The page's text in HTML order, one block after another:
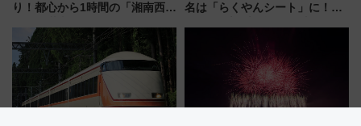
り！都心から1時間の「湘南西エ
島とは異なる魅力を持つ今夏の
注目スポット
名は「らくやんシート」に！新